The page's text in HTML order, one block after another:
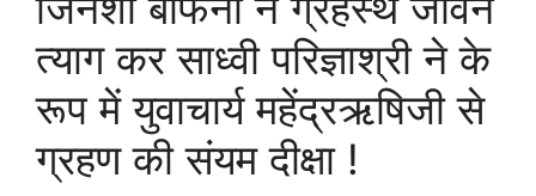
त्याग कर साध्वी परिज्ञाश्री ने के
रूप में युवाचार्य महेंद्रऋषिजी से
ग्रहण की संयम दीक्षा !